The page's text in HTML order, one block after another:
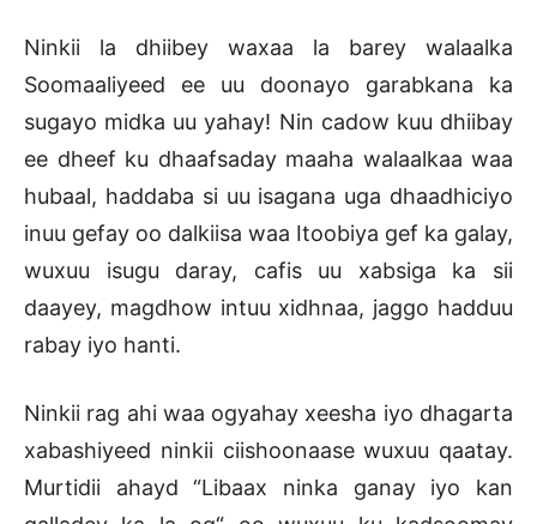
Ninkii la dhiibey waxaa la barey walaalka
Soomaaliyeed ee uu doonayo garabkana ka
sugayo midka uu yahay! Nin cadow kuu dhiibay
ee dheef ku dhaafsaday maaha walaalkaa waa
hubaal, haddaba si uu isagana uga dhaadhiciyo
inuu gefay oo dalkiisa waa Itoobiya gef ka galay,
wuxuu isugu daray, cafis uu xabsiga ka sii
daayey, magdhow intuu xidhnaa, jaggo hadduu
rabay iyo hanti.
Ninkii rag ahi waa ogyahay xeesha iyo dhagarta
xabashiyeed ninkii ciishoonaase wuxuu qaatay.
Murtidii ahayd “Libaax ninka ganay iyo kan